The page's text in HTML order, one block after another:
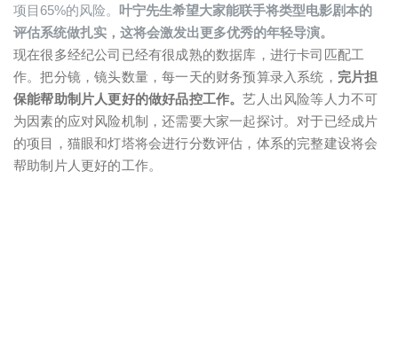
项目65%的风险。 叶宁先生希望大家能联手将类型电影剧本的
评估系统做扎实，这将会激发出更多优秀的年轻导演。
现在很多经纪公司已经有很成熟的数据库，进行卡司匹配工
作。把分镜，镜头数量，每一天的财务预算录入系统， 完片担
保能帮助制片人更好的做好品控工作。艺人出风险等人力不可
为因素的应对风险机制，还需要大家一起探讨。对于已经成片
的项目，猫眼和灯塔将会进行分数评估，体系的完整建设将会
帮助制片人更好的工作。